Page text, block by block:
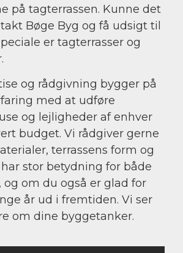
på tagterrassen. Kunne det
Bøge Byg og få udsigt til
er tagterrasser og
og rådgivning bygger på
med at udføre
og lejligheder af enhver
budget. Vi rådgiver gerne
terrassens form og
stor betydning for både
om du også er glad for
år ud i fremtiden. Vi ser
om dine byggetanker.​